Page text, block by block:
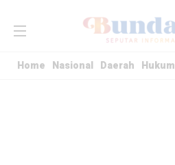
Home Nasional Daerah Hukum